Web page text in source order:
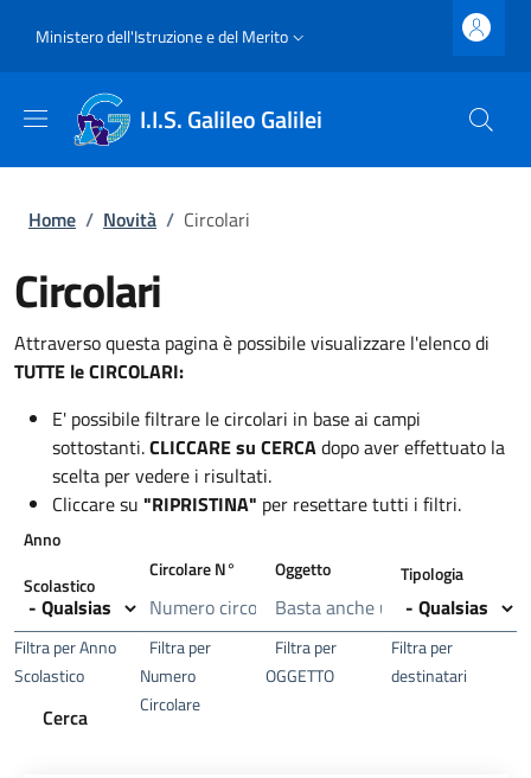
Slim top
Ministero dell'Istruzione e del Merito
I.I.S. Galileo Galilei
Briciole di pane
Home / Novità / Circolari
Circolari
Attraverso questa pagina è possibile visualizzare l'elenco di
TUTTE le CIRCOLARI:
E' possibile filtrare le circolari in base ai campi
sottostanti.CLICCARE su CERCAdopo aver effettuato la
scelta per vedere i risultati.
Cliccare su "RIPRISTINA" per resettare tutti i filtri.
Anno
Scolastico
Filtra per Anno
Scolastico
Circolare N°
Filtra per
Numero
Circolare
Oggetto
Filtra per
OGGETTO
Tipologia
Filtra per
destinatari